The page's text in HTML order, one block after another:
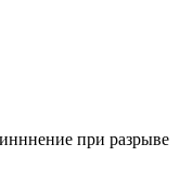
при разрыве